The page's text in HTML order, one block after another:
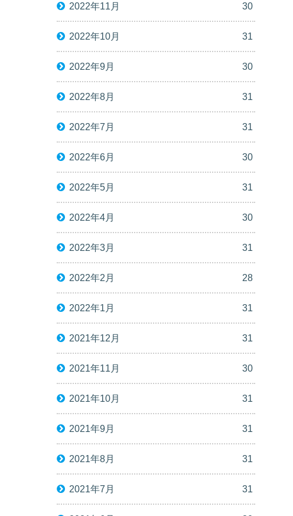
2022年11月 30
2022年10月 31
2022年9月 30
2022年8月 31
2022年7月 31
2022年6月 30
2022年5月 31
2022年4月 30
2022年3月 31
2022年2月 28
2022年1月 31
2021年12月 31
2021年11月 30
2021年10月 31
2021年9月 31
2021年8月 31
2021年7月 31